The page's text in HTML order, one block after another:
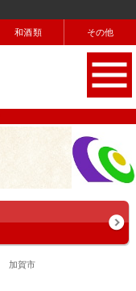
和酒類 その他
加賀市